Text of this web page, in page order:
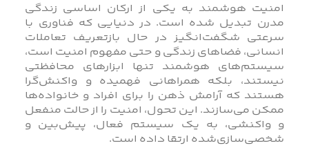
امنیت هوشمند به یکی از ارکان اساسی زندگی
مدرن تبدیل شده است. در دنیایی که فناوری با
سرعتی شگفت‌انگیز در حال بازتعریف تعاملات
انسانی، فضاهای زندگی و حتی مفهوم امنیت است،
سیستم‌های هوشمند تنها ابزارهای محافظتی
نیستند، بلکه همراهانی فهمیده و واکنش‌گرا
هستند که آرامش ذهن را برای افراد و خانواده‌ها
ممکن می‌سازند. این تحول، امنیت را از حالت منفعل
و واکنشی، به یک سیستم فعال، پیش‌بین و
شخصی‌سازی‌شده ارتقا داده است.